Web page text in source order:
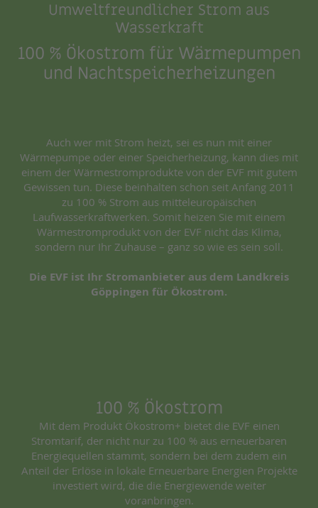
Umweltfreundlicher Strom aus
Wasserkraft
100 % Ökostrom für Wärmepumpen
und Nachtspeicherheizungen
Auch wer mit Strom heizt, sei es nun mit einer
Wärmepumpe oder einer Speicherheizung, kann dies mit
einem der Wärmestromprodukte von der EVF mit gutem
Gewissen tun. Diese beinhalten schon seit Anfang 2011
zu 100 % Strom aus mitteleuropäischen
Laufwasserkraftwerken. Somit heizen Sie mit einem
Wärmestromprodukt von der EVF nicht das Klima,
sondern nur Ihr Zuhause – ganz so wie es sein soll.
Die EVF ist Ihr Stromanbieter aus dem Landkreis
Göppingen für Ökostrom.
100 % Ökostrom
Mit dem Produkt Ökostrom+ bietet die EVF einen
Stromtarif, der nicht nur zu 100 % aus erneuerbaren
Energiequellen stammt, sondern bei dem zudem ein
Anteil der Erlöse in lokale Erneuerbare Energien Projekte
investiert wird, die die Energiewende weiter
voranbringen.